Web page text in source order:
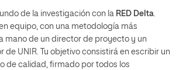
de la investigación con la RED Delta.
equipo, con una metodología más
mano de un director de proyecto y un
de UNIR. Tu objetivo consistirá en escribir un
de calidad, firmado por todos los